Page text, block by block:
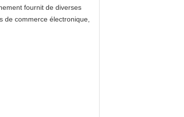
fournit de diverses
de commerce électronique,